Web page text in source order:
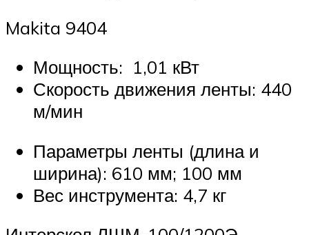
Makita 9404
Мощность: 1,01 кВт
Скорость движения ленты: 440
м/мин
Параметры ленты (длина и
ширина): 610 мм; 100 мм
Вес инструмента: 4,7 кг